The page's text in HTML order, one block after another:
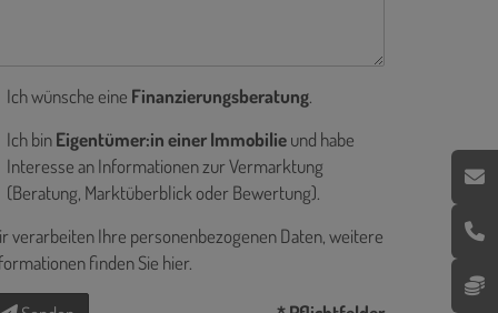
Ich wünsche eine Finanzierungsberatung.
Ich binEigentümer:in einer Immobilieund habe
Interesse an Informationen zur Vermarktung
(Beratung, Marktüberblick oder Bewertung).
verarbeiten Ihre personenbezogenen Daten, weitere
finden Sie hier.